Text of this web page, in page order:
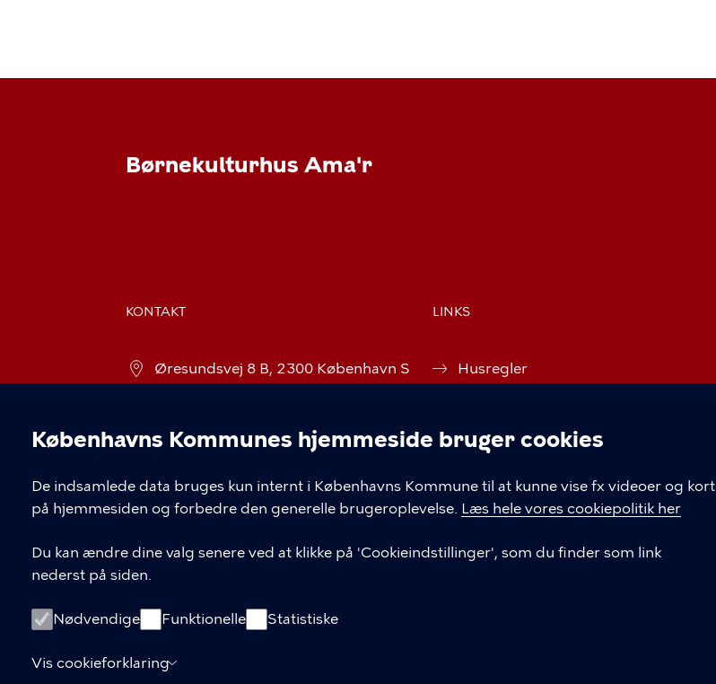
Cookieindstillinger
Københavns Kommunes hjemmeside bruger cookies
De indsamlede data bruges kun internt i Københavns Kommune til at kunne vise fx videoer og kort
på hjemmesiden og forbedre den generelle brugeroplevelse. Læs hele vores cookiepolitik her
Du kan ændre dine valg senere ved at klikke på 'Cookieindstillinger', som du finder som link
nederst på siden.
Nødvendige Funktionelle Statistiske
Vis cookieforklaring
Børnekulturhus Ama'r
KONTAKT
Øresundsvej 8 B, 2300 København S
32 84 32 11
LINKS
Husregler
Tilmelding til nyhedsbrev
Cookiepolitik